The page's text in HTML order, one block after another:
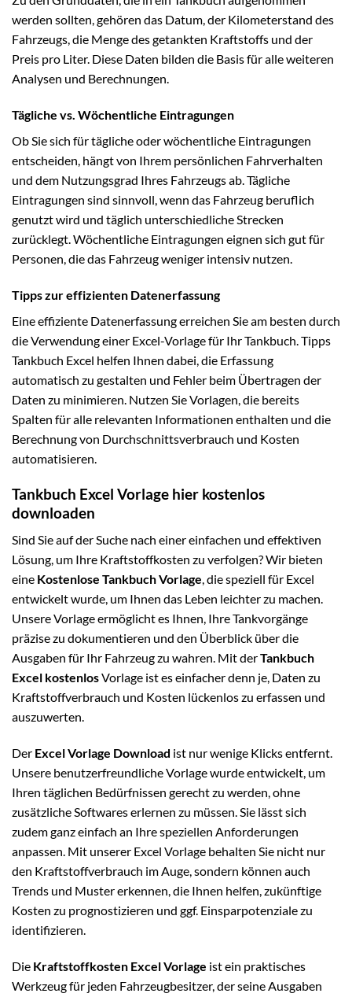
werden sollten, gehören das Datum, der Kilometerstand des
Fahrzeugs, die Menge des getankten Kraftstoffs und der
Preis pro Liter. Diese Daten bilden die Basis für alle weiteren
Analysen und Berechnungen.
Tägliche vs. Wöchentliche Eintragungen
Ob Sie sich für tägliche oder wöchentliche Eintragungen
entscheiden, hängt von Ihrem persönlichen Fahrverhalten
und dem Nutzungsgrad Ihres Fahrzeugs ab. Tägliche
Eintragungen sind sinnvoll, wenn das Fahrzeug beruflich
genutzt wird und täglich unterschiedliche Strecken
zurücklegt. Wöchentliche Eintragungen eignen sich gut für
Personen, die das Fahrzeug weniger intensiv nutzen.
Tipps zur effizienten Datenerfassung
Eine effiziente Datenerfassung erreichen Sie am besten durch
die Verwendung einer Excel-Vorlage für Ihr Tankbuch. Tipps
Tankbuch Excel helfen Ihnen dabei, die Erfassung
automatisch zu gestalten und Fehler beim Übertragen der
Daten zu minimieren. Nutzen Sie Vorlagen, die bereits
Spalten für alle relevanten Informationen enthalten und die
Berechnung von Durchschnittsverbrauch und Kosten
automatisieren.
Tankbuch Excel Vorlage hier kostenlos
downloaden
Sind Sie auf der Suche nach einer einfachen und effektiven
Lösung, um Ihre Kraftstoffkosten zu verfolgen? Wir bieten
eine Kostenlose Tankbuch Vorlage, die speziell für Excel
entwickelt wurde, um Ihnen das Leben leichter zu machen.
Unsere Vorlage ermöglicht es Ihnen, Ihre Tankvorgänge
präzise zu dokumentieren und den Überblick über die
Ausgaben für Ihr Fahrzeug zu wahren. Mit derTankbuch
Excel kostenlosVorlage ist es einfacher denn je, Daten zu
Kraftstoffverbrauch und Kosten lückenlos zu erfassen und
auszuwerten.
Der Excel Vorlage Download ist nur wenige Klicks entfernt.
Unsere benutzerfreundliche Vorlage wurde entwickelt, um
Ihren täglichen Bedürfnissen gerecht zu werden, ohne
zusätzliche Softwares erlernen zu müssen. Sie lässt sich
zudem ganz einfach an Ihre speziellen Anforderungen
anpassen. Mit unserer Excel Vorlage behalten Sie nicht nur
den Kraftstoffverbrauch im Auge, sondern können auch
Trends und Muster erkennen, die Ihnen helfen, zukünftige
Kosten zu prognostizieren und ggf. Einsparpotenziale zu
identifizieren.
Die Kraftstoffkosten Excel Vorlage ist ein praktisches
Werkzeug für jeden Fahrzeugbesitzer, der seine Ausgaben